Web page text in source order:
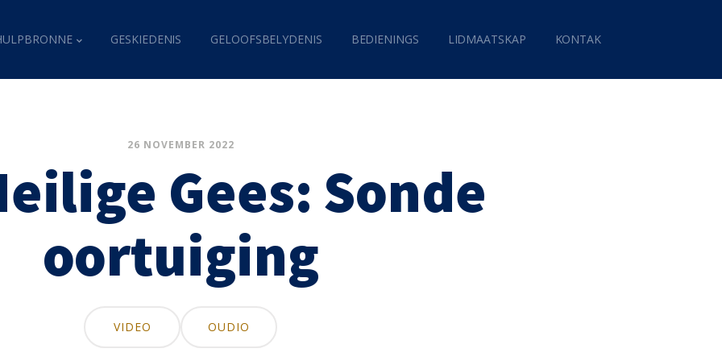
GESKIEDENIS GELOOFSBELYDENIS BEDIENINGS LIDMAATSKAP KONTAK
26 NOVEMBER 2022
Gees: Sonde
oortuiging
VIDEO OUDIO